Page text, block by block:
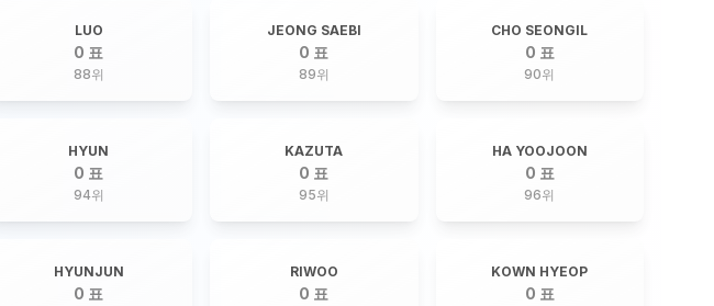
LUO
0 표
88위
JEONG SAEBI
0 표
89위
CHO SEONGIL
0 표
90위
HYUN
0 표
94위
KAZUTA
0 표
95위
HA YOOJOON
0 표
96위
HYUNJUN
0 표
RIWOO
0 표
KOWN HYEOP
0 표